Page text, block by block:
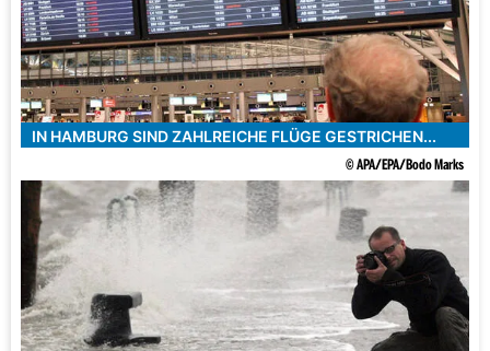
IN HAMBURG SIND ZAHLREICHE FLÜGE GESTRICHEN...
© APA/EPA/Bodo Marks